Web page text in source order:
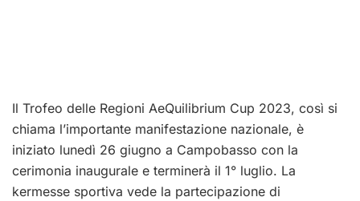
Il Trofeo delle Regioni AeQuilibrium Cup 2023, così si
chiama l’importante manifestazione nazionale, è
iniziato lunedì 26 giugno a Campobasso con la
cerimonia inaugurale e terminerà il 1° luglio. La
kermesse sportiva vede la partecipazione di